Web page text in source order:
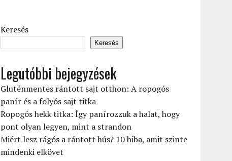
Keresés
Keresés
Legutóbbi bejegyzések
Gluténmentes rántott sajt otthon: A ropogós
panír és a folyós sajt titka
Ropogós hekk titka: Így panírozzuk a halat, hogy
pont olyan legyen, mint a strandon
Miért lesz rágós a rántott hús? 10 hiba, amit szinte
mindenki elkövet